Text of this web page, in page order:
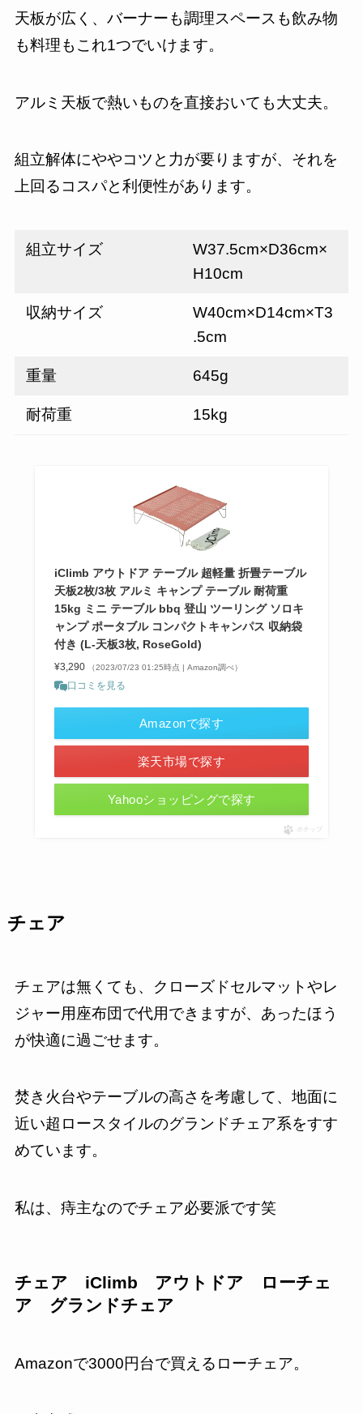
天板が広く、バーナーも調理スペースも飲み物
も料理もこれ1つでいけます。
アルミ天板で熱いものを直接おいても大丈夫。
組立解体にややコツと力が要りますが、それを
上回るコスパと利便性があります。
組立サイズ
W37.5cm×D36cm×
H10cm
収納サイズ
W40cm×D14cm×T3
.5cm
重量 645g
耐荷重 15kg
iClimb アウトドア テーブル 超軽量 折畳テーブル
天板2枚/3枚 アルミ キャンプ テーブル 耐荷重
15kg ミニ テーブル bbq 登山 ツーリング ソロキ
ャンプ ポータブル コンパクトキャンパス 収納袋
付き (L-天板3枚, RoseGold)
¥3,290 （2023/07/23 01:25時点 | Amazon調べ）
口コミを見る
Amazonで探す
楽天市場で探す
Yahooショッピングで探す
ポチップ
チェア
チェアは無くても、クローズドセルマットやレ
ジャー用座布団で代用できますが、あったほう
が快適に過ごせます。
焚き火台やテーブルの高さを考慮して、地面に
近い超ロースタイルのグランドチェア系をすす
めています。
私は、痔主なのでチェア必要派です笑
チェア iClimb アウトドア ローチェ
ア グランドチェア
Amazonで3000円台で買えるローチェア。